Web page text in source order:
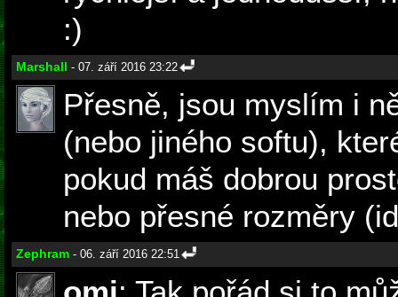
:)
Marshall - 07. září 2016 23:22
Přesně, jsou myslím i
(nebo jiného softu),
pokud máš dobrou
nebo přesné rozměry
Zephram - 06. září 2016 22:51